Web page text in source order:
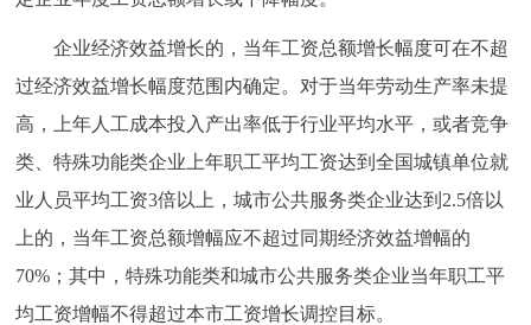
企业经济效益增长的，当年工资总额增长幅度可在不超
过经济效益增长幅度范围内确定。对于当年劳动生产率未提
高，上年人工成本投入产出率低于行业平均水平，或者竞争
类、特殊功能类企业上年职工平均工资达到全国城镇单位就
业人员平均工资3倍以上，城市公共服务类企业达到2.5倍以
上的，当年工资总额增幅应不超过同期经济效益增幅的
70%；其中，特殊功能类和城市公共服务类企业当年职工平
均工资增幅不得超过本市工资增长调控目标。